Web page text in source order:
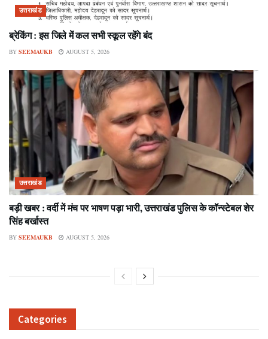
उत्तराखंड
ब्रेकिंग : इस जिले में कल सभी स्कूल रहेंगे बंद
BY SEEMAUKB AUGUST 5, 2026
उत्तराखंड
बड़ी खबर : वर्दी में मंच पर भाषण पड़ा भारी, उत्तराखंड पुलिस के कॉन्स्टेबल शेर
सिंह बर्खास्त
BY SEEMAUKB AUGUST 5, 2026
Categories